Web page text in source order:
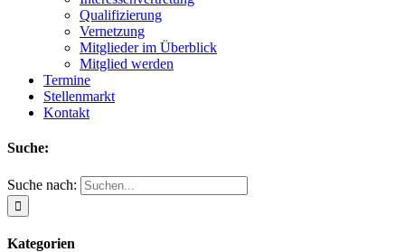
Qualifizierung
Vernetzung
Mitglieder im Überblick
Mitglied werden
Termine
Stellenmarkt
Kontakt
Suche:
Suche nach:
Kategorien